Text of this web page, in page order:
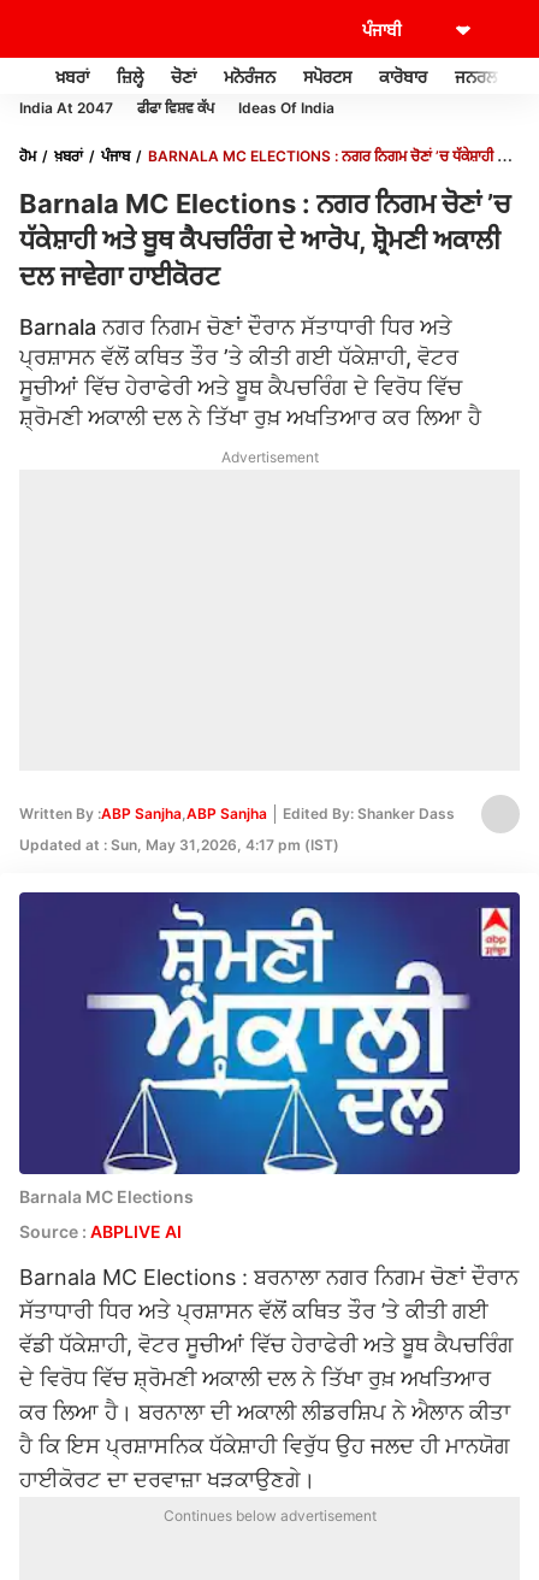
ਖ਼ਬਰਾਂ ਜ਼ਿਲ੍ਹੇ ਚੋਣਾਂ ਮਨੋਰੰਜਨ ਸਪੋਰਟਸ ਕਾਰੋਬਾਰ ਜਨਰਲ ਨੌਲਜ
India At 2047 ਫੀਫਾ ਵਿਸ਼ਵ ਕੱਪ Ideas Of India
ਹੋਮ ਖ਼ਬਰਾਂ ਪੰਜਾਬ
BARNALA MC ELECTIONS : ਨਗਰ ਨਿਗਮ ਚੋਣਾਂ ’ਚ ਧੱਕੇਸ਼ਾਹੀ ਅਤੇ
Barnala MC Elections : ਨਗਰ ਨਿਗਮ ਚੋਣਾਂ ’ਚ
ਧੱਕੇਸ਼ਾਹੀ ਅਤੇ ਬੂਥ ਕੈਪਚਰਿੰਗ ਦੇ ਆਰੋਪ, ਸ਼੍ਰੋਮਣੀ ਅਕਾਲੀ
ਦਲ ਜਾਵੇਗਾ ਹਾਈਕੋਰਟ
Barnala ਨਗਰ ਨਿਗਮ ਚੋਣਾਂ ਦੌਰਾਨ ਸੱਤਾਧਾਰੀ ਧਿਰ ਅਤੇ
ਪ੍ਰਸ਼ਾਸਨ ਵੱਲੋਂ ਕਥਿਤ ਤੌਰ ’ਤੇ ਕੀਤੀ ਗਈ ਧੱਕੇਸ਼ਾਹੀ, ਵੋਟਰ
ਸੂਚੀਆਂ ਵਿੱਚ ਹੇਰਾਫੇਰੀ ਅਤੇ ਬੂਥ ਕੈਪਚਰਿੰਗ ਦੇ ਵਿਰੋਧ ਵਿੱਚ
ਸ਼੍ਰੋਮਣੀ ਅਕਾਲੀ ਦਲ ਨੇ ਤਿੱਖਾ ਰੁਖ਼ ਅਖਤਿਆਰ ਕਰ ਲਿਆ ਹੈ
Advertisement
Written By :ABP Sanjha,ABP Sanjha
Edited By: Shanker Dass
Updated at : Sun, May 31,2026, 4:17 pm (IST)
Barnala MC Elections
Source : ABPLIVE AI
Barnala MC Elections : ਬਰਨਾਲਾ ਨਗਰ ਨਿਗਮ ਚੋਣਾਂ ਦੌਰਾਨ
ਸੱਤਾਧਾਰੀ ਧਿਰ ਅਤੇ ਪ੍ਰਸ਼ਾਸਨ ਵੱਲੋਂ ਕਥਿਤ ਤੌਰ ’ਤੇ ਕੀਤੀ ਗਈ
ਵੱਡੀ ਧੱਕੇਸ਼ਾਹੀ, ਵੋਟਰ ਸੂਚੀਆਂ ਵਿੱਚ ਹੇਰਾਫੇਰੀ ਅਤੇ ਬੂਥ ਕੈਪਚਰਿੰਗ
ਦੇ ਵਿਰੋਧ ਵਿੱਚ ਸ਼੍ਰੋਮਣੀ ਅਕਾਲੀ ਦਲ ਨੇ ਤਿੱਖਾ ਰੁਖ਼ ਅਖਤਿਆਰ
ਕਰ ਲਿਆ ਹੈ। ਬਰਨਾਲਾ ਦੀ ਅਕਾਲੀ ਲੀਡਰਸ਼ਿਪ ਨੇ ਐਲਾਨ ਕੀਤਾ
ਹੈ ਕਿ ਇਸ ਪ੍ਰਸ਼ਾਸਨਿਕ ਧੱਕੇਸ਼ਾਹੀ ਵਿਰੁੱਧ ਉਹ ਜਲਦ ਹੀ ਮਾਨਯੋਗ
ਹਾਈਕੋਰਟ ਦਾ ਦਰਵਾਜ਼ਾ ਖੜਕਾਉਣਗੇ।
Continues below advertisement